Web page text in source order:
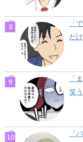
「
だ
「
笑
「